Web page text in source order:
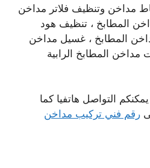
مداخن وتنظيف فلاتر مداخن
المطابخ ، تنظيف هود
المطابخ ، غسيل مداخن
المطابخ الرابية
التواصل هاتفيا كما
رقم فني تركيب مداخن